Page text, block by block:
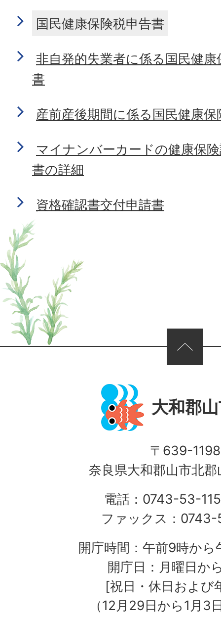
国民健康保険税申告書
非自発的失業者に係る国民健
書
産前産後期間に係る国民健康
マイナンバーカードの健康保
書の詳細
資格確認書交付申請書
ページの先頭へ
大和郡
〒639-1198
奈良県大和郡山市北
電話：0743-53-
ファックス：
開庁時間：午前9時か
開庁日：月曜日か
[祝日・休日および
（12月29日から1月3